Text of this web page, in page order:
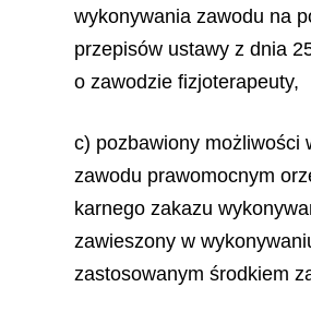
wykonywania zawodu na
przepisów ustawy z dnia
o zawodzie fizjoterapeuty,
c) pozbawiony możliwości
zawodu prawomocnym
karnego zakazu
zawieszony w
zastosowanym środkiem